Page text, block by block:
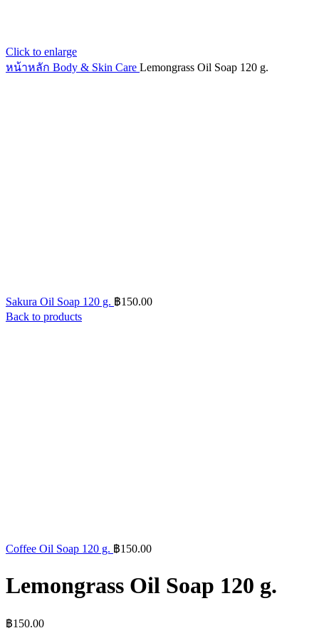
Click to enlarge
หน้าหลักBody & Skin CareLemongrass Oil Soap 120 g.
Sakura Oil Soap 120 g.฿150.00
Back to products
Coffee Oil Soap 120 g.฿150.00
Lemongrass Oil Soap 120 g.
฿150.00